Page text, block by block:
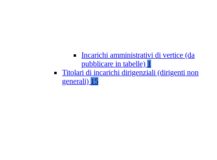
Incarichi amministrativi di vertice (da
pubblicare in tabelle) 1
Titolari di incarichi dirigenziali (dirigenti non
generali) 15